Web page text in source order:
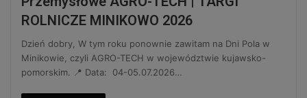
ROLNICZE MINIKOWO 2026
Dzień dobry, W tym roku ponownie zawitam na Dni Pola w
Minikowie, czyli AGRO-TECH w województwie kujawsko-
pomorskim. 📍 Data: 04-05.07.2026…